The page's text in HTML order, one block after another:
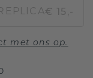
€ 15,-
met ons op.